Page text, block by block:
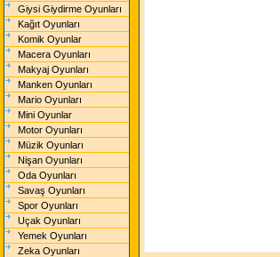
Giysi Giydirme Oyunları
Kağıt Oyunları
Komik Oyunlar
Macera Oyunları
Makyaj Oyunları
Manken Oyunları
Mario Oyunları
Mini Oyunlar
Motor Oyunları
Müzik Oyunları
Nişan Oyunları
Oda Oyunları
Savaş Oyunları
Spor Oyunları
Uçak Oyunları
Yemek Oyunları
Zeka Oyunları